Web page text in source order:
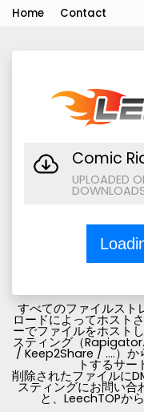
Home Contact
Comic
UPLOADED
すべてのファイルスト
ロードによってホスト
ーでファイルをホスト
スティング（
/ Keep2Share / ....）か
トするサー
削除されたファイルに
スティングにお問い合
と、LeechTOPか